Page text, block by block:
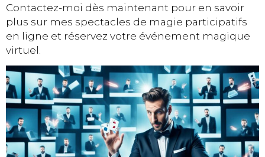
Contactez-moi dès maintenant pour en savoir
plus sur mes spectacles de magie participatifs
en ligne et réservez votre événement magique
virtuel.